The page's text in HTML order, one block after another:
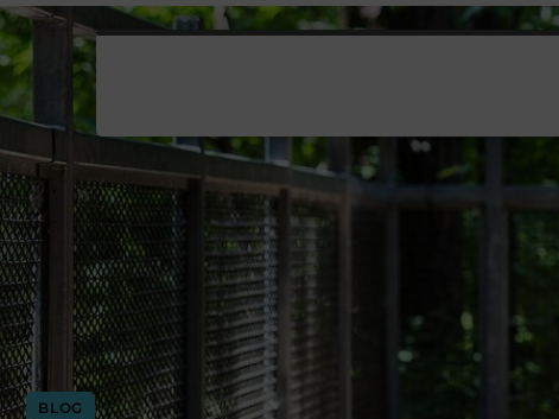
BLOG